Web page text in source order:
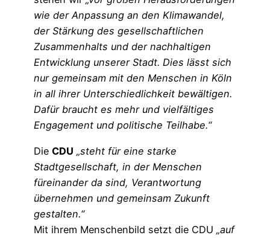
wie der Anpassung an den Klimawandel,
der Stärkung des gesellschaftlichen
Zusammenhalts und der nachhaltigen
Entwicklung unserer Stadt. Dies lässt sich
nur gemeinsam mit den Menschen in Köln
in all ihrer Unterschiedlichkeit bewältigen.
Dafür braucht es mehr und vielfältiges
Engagement und politische Teilhabe.“
Die CDU „steht für eine starke
Stadtgesellschaft, in der Menschen
füreinander da sind, Verantwortung
übernehmen und gemeinsam Zukunft
gestalten.“
Mit ihrem Menschenbild setzt die CDU „auf